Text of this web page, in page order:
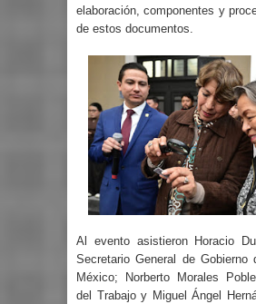
elaboración, componentes y
de estos documentos.
Al evento asistieron Horacio
Secretario General de Gobierno
México; Norberto Morales
del Trabajo y Miguel Ángel